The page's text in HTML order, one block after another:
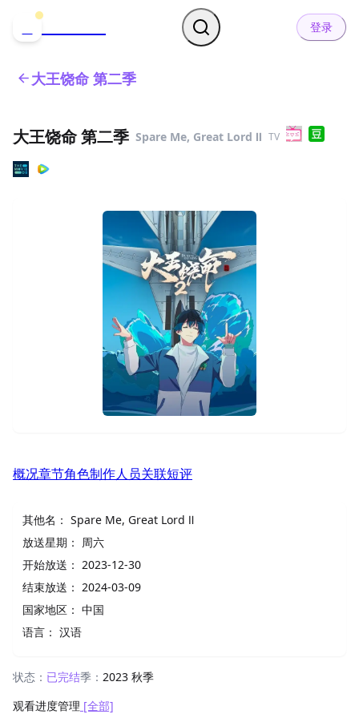
登录
大王饶命 第二季
大王饶命 第二季 Spare Me, Great Lord Ⅱ TV
概况章节角色制作人员关联短评
其他名： Spare Me, Great Lord Ⅱ
放送星期：
周六
开始放送： 2023-12-30
结束放送： 2024-03-09
国家地区： 中国
语言： 汉语
状态： 已完结季： 2023 秋季
观看进度管理 [全部]